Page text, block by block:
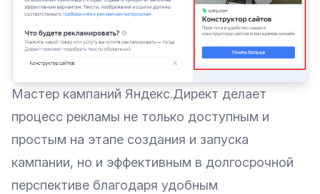
Мастер кампаний Яндекс.Директ делает
процесс рекламы не только доступным и
простым на этапе создания и запуска
кампании, но и эффективным в долгосрочной
перспективе благодаря удобным